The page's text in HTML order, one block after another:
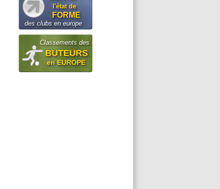
l'état de
FORME
des clubs en europe
Classements des
BUTEURS
en EUROPE